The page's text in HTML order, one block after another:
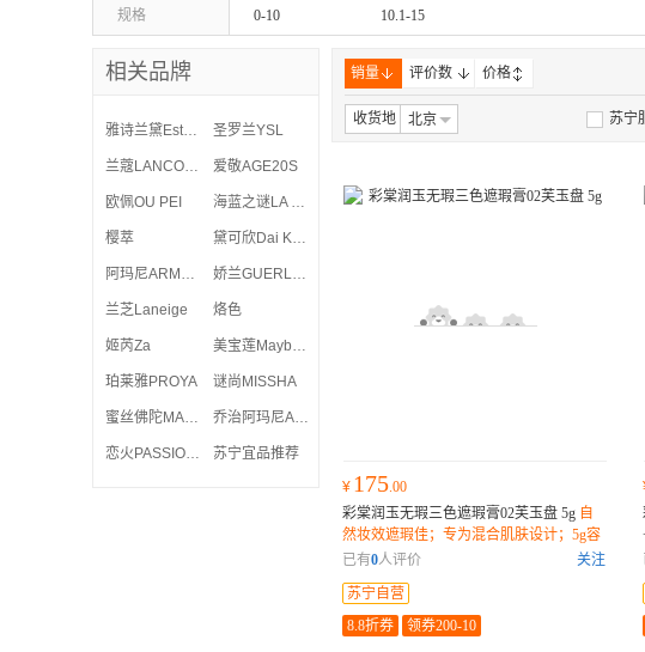
规格 0-10 10.1-15
销量 评价数 价格
收货地 北京 苏宁
¥ 175.00
彩棠润玉无瑕三色遮瑕膏02芙玉盘 5g 自
然妆效遮瑕佳；专为混合肌肤设计；5g容
量持久使用；
已有0人评价
关注
苏宁自营
8.8折券
领券200-10
相关品牌
雅诗兰黛Estee Lauder 圣罗兰YSL
兰蔻LANCOME 爱敬AGE20S
欧佩OU PEI 海蓝之谜LA MER
樱萃 黛可欣Dai Ke Xin
阿玛尼ARMANI 娇兰GUERLAIN
兰芝Laneige 烙色
姬芮Za 美宝莲Maybelline
珀莱雅PROYA 谜尚MISSHA
蜜丝佛陀MAX FACTOR 乔治阿玛尼ARMANI GIORGIO
恋火PASSIONAL LOVER 苏宁宜品推荐